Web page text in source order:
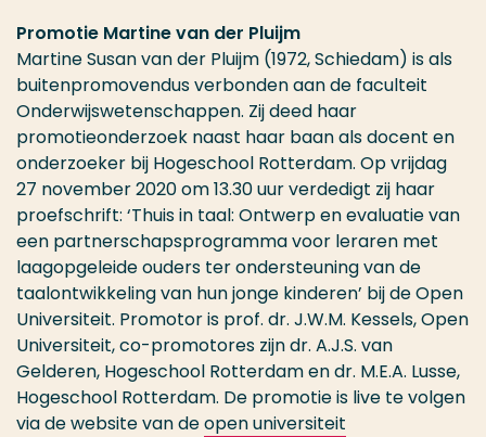
Promotie Martine van der Pluijm
Martine Susan van der Pluijm (1972, Schiedam) is als
buitenpromovendus verbonden aan de faculteit
Onderwijswetenschappen. Zij deed haar
promotieonderzoek naast haar baan als docent en
onderzoeker bij Hogeschool Rotterdam. Op vrijdag
27 november 2020 om 13.30 uur verdedigt zij haar
proefschrift: ‘Thuis in taal: Ontwerp en evaluatie van
een partnerschapsprogramma voor leraren met
laagopgeleide ouders ter ondersteuning van de
taalontwikkeling van hun jonge kinderen’ bij de Open
Universiteit. Promotor is prof. dr. J.W.M. Kessels, Open
Universiteit, co-promotores zijn dr. A.J.S. van
Gelderen, Hogeschool Rotterdam en dr. M.E.A. Lusse,
Hogeschool Rotterdam. De promotie is live te volgen
via de website van deopen universiteit